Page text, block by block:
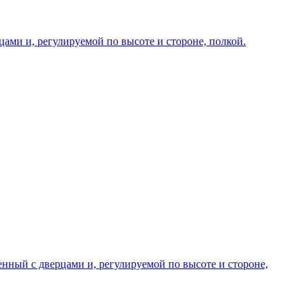
и, регулируемой по высоте и стороне, полкой.
с дверцами и, регулируемой по высоте и стороне,